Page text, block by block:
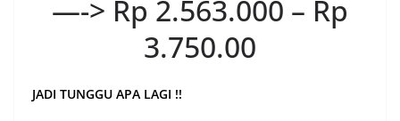
—-> Rp 2.563.000 – Rp
3.750.00
JADI TUNGGU APA LAGI !!